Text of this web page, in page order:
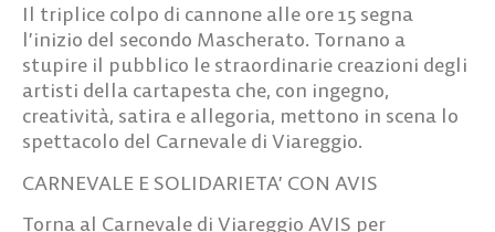
Il triplice colpo di cannone alle ore 15 segna
l’inizio del secondo Mascherato. Tornano a
stupire il pubblico le straordinarie creazioni degli
artisti della cartapesta che, con ingegno,
creatività, satira e allegoria, mettono in scena lo
spettacolo del Carnevale di Viareggio.
CARNEVALE E SOLIDARIETA’ CON AVIS
Torna al Carnevale di Viareggio AVIS per